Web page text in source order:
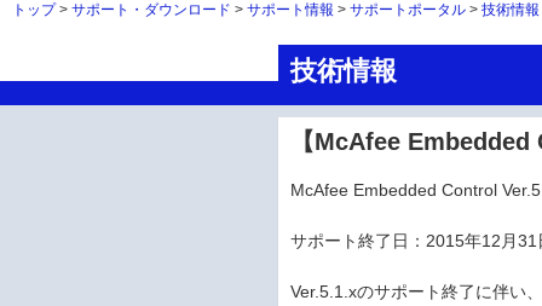
トップ サポート・ダウンロード サポート情報 サポートポータル 技術情
技術情報
【McAfee
McAfee Embedded Control
サポート終了日：2015年12月31
Ver.5.1.xのサポート終了に伴い